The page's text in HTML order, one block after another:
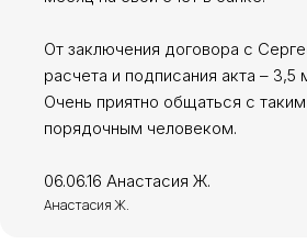
От заключения договора с
расчета и подписания акта – 3,5
Очень приятно общаться с
порядочным человеком.
06.06.16 Анастасия Ж.
Анастасия Ж.
Политика конфиденциальности
Услуги и консультации